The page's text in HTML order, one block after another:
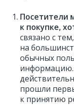
Посетители
к покупке,
связано с
на
обычных
прошли
к принятию